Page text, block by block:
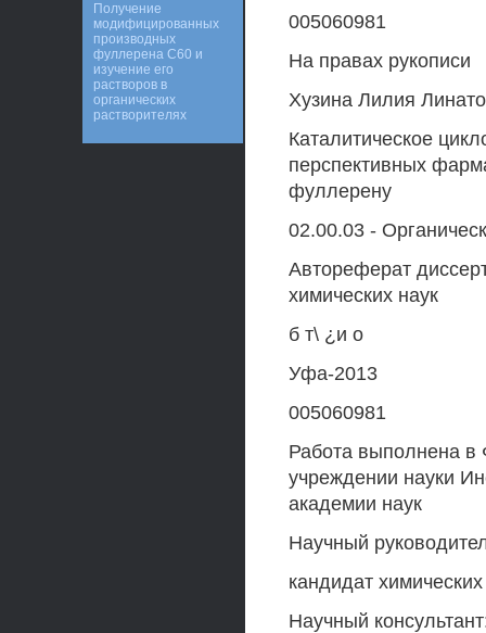
005060981
На правах рукописи
Хузина Лилия
Каталитическое
перспективных
фуллерену
02.00.03 -
Автореферат
химических наук
б т\ ¿и о
Уфа-2013
005060981
Работа выполнена в
учреждении науки
академии наук
Научный
кандидат
Научный
Получение
модифицированных
производных
фуллерена С60 и
изучение его
растворов в
органических
растворителях